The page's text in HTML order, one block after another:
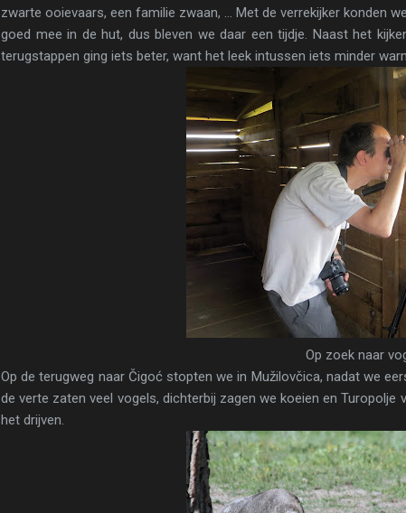
zwarte ooievaars, een familie zwaan, … Met de verrekijker konden
goed mee in de hut, dus bleven we daar een tijdje. Naast het
terugstappen ging iets beter, want het leek intussen iets minder
Op zoek naar
Op de terugweg naar Čigoć stopten we in Mužilovčica, nadat we
de verte zaten veel vogels, dichterbij zagen we koeien en Turopolje
het drijven.